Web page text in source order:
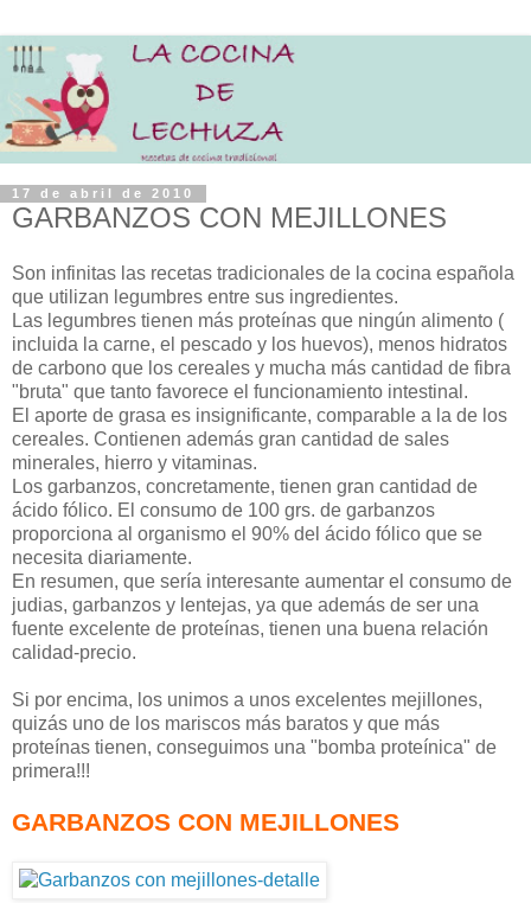
17 de abril de 2010
GARBANZOS CON MEJILLONES
Son infinitas las recetas tradicionales de la cocina española
que utilizan legumbres entre sus ingredientes.
Las legumbres tienen más proteínas que ningún alimento (
incluida la carne, el pescado y los huevos), menos hidratos
de carbono que los cereales y mucha más cantidad de fibra
"bruta" que tanto favorece el funcionamiento intestinal.
El aporte de grasa es insignificante, comparable a la de los
cereales. Contienen además gran cantidad de sales
minerales, hierro y vitaminas.
Los garbanzos, concretamente, tienen gran cantidad de
ácido fólico. El consumo de 100 grs. de garbanzos
proporciona al organismo el 90% del ácido fólico que se
necesita diariamente.
En resumen, que sería interesante aumentar el consumo de
judias, garbanzos y lentejas, ya que además de ser una
fuente excelente de proteínas, tienen una buena relación
calidad-precio.
Si por encima, los unimos a unos excelentes mejillones,
quizás uno de los mariscos más baratos y que más
proteínas tienen, conseguimos una "bomba proteínica" de
primera!!!
GARBANZOS CON MEJILLONES